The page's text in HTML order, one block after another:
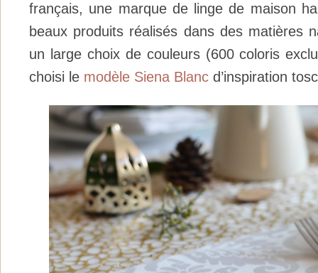
français, une marque de linge de maison
beaux produits réalisés dans des matières
un large choix de couleurs (600 coloris
choisi le modèle Siena Blanc d’inspiration